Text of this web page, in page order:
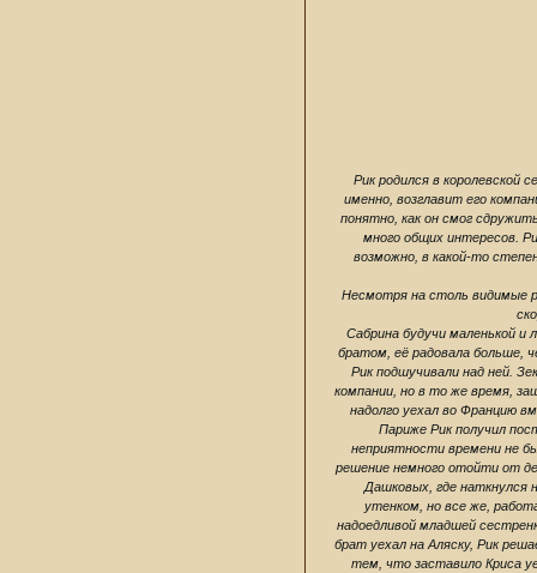
Рик родился в королевской
именно, возглавит его
понятно, как он смог
много общих интересов.
возможно, в какой-то
Несмотря на столь видимые
Сабрина будучи маленькой и
братом, её радовала больше,
Рик подшучивали над ней.
компании, но в то же время,
надолго уехал во Францию
Париже Рик получил
неприятности времени не
решение немного отойти от
Дашковых, где наткнулся
утенком, но все же,
надоедливой младшей
брат уехал на Аляску, Рик
тем, что заставило Криса